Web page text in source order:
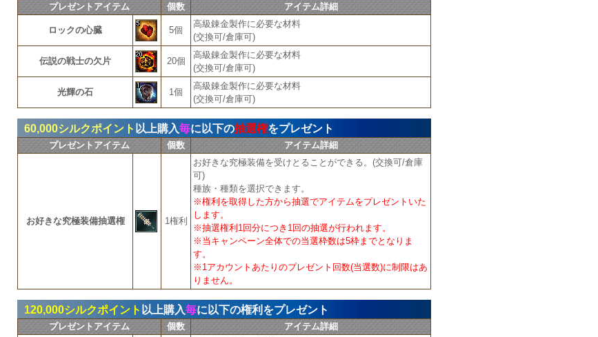
プレゼントアイテム 個数 アイテム詳細
ロックの心臓 5個
高級錬金製作に必要な材料
(交換可/倉庫可)
伝説の戦士の欠片 20個
高級錬金製作に必要な材料
(交換可/倉庫可)
光輝の石 1個
高級錬金製作に必要な材料
(交換可/倉庫可)
60,000シルクポイント 以上購入毎に以下の抽選権をプレゼント
プレゼントアイテム 個数 アイテム詳細
お好きな究極装備抽選権 1権利
お好きな究極装備を受けとることができる。(交換可/倉庫
可)
種族・種類を選択できます。
※権利を取得した方から抽選でアイテムをプレゼントいた
します。
※抽選権利1回分につき1回の抽選が行われます。
※当キャンペーン全体での当選枠数は5枠までとなりま
す。
※1アカウントあたりのプレゼント回数(当選数)に制限はあ
りません。
120,000シルクポイント 以上購入毎に以下の権利をプレゼント
プレゼントアイテム 個数 アイテム詳細